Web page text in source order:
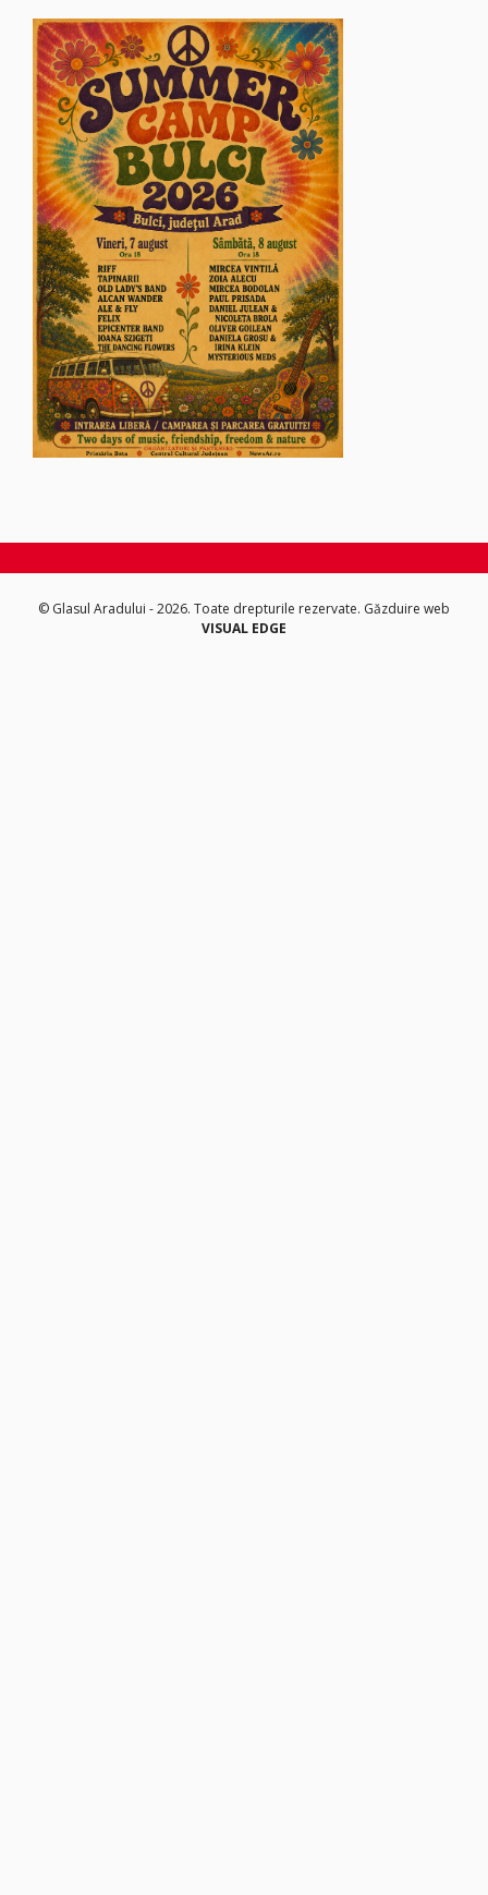
© Glasul Aradului - 2026. Toate drepturile rezervate. Găzduire web
VISUAL EDGE